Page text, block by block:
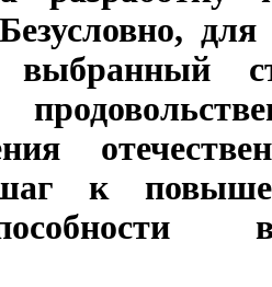
выбранный
к